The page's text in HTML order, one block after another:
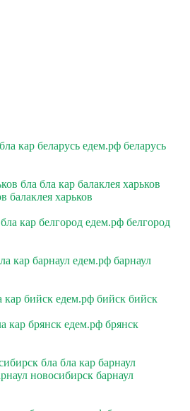
кар беларусь едем.рф беларусь
бла бла кар балаклея харьков
балаклея харьков
кар белгород едем.рф белгород
кар барнаул едем.рф барнаул
кар бийск едем.рф бийск бийск
кар брянск едем.рф брянск
бла бла кар барнаул
новосибирск барнаул